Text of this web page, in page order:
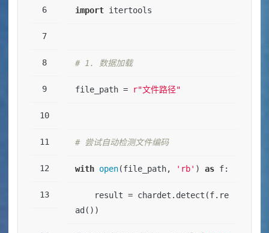
import itertools
# 1. 数据加载
file_path = r"文件路径"
# 尝试自动检测文件编码
with open(file_path, 'rb' ) as f:
ad())